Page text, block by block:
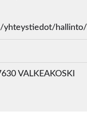
yhteystiedot/hallinto/
VALKEAKOSKI